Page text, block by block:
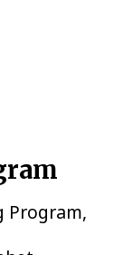
Program,